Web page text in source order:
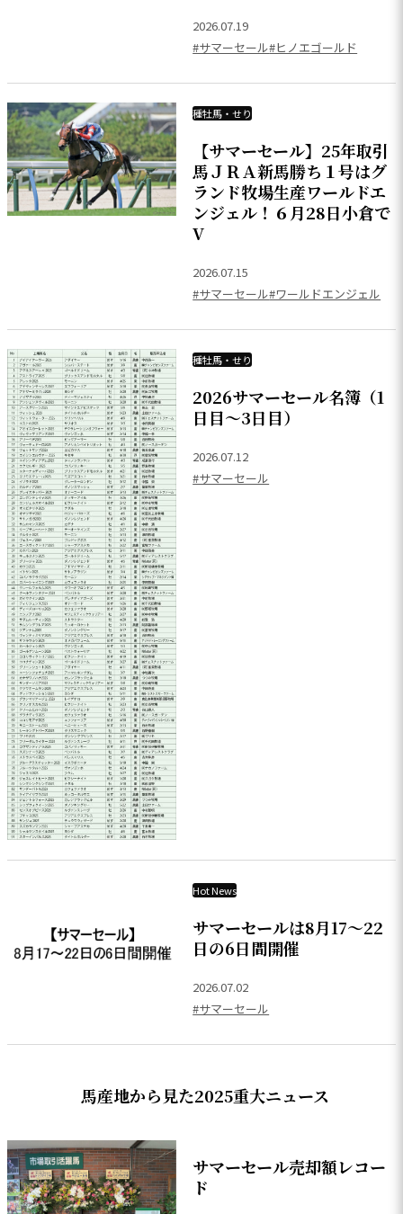
2026.07.19
#サマーセール#ヒノエゴールド
種牡馬・せり
【サマーセール】25年取引
馬ＪＲＡ新馬勝ち１号はグ
ランド牧場生産ワールドエ
ンジェル！６月28日小倉で
V
2026.07.15
#サマーセール#ワールドエンジェル
種牡馬・せり
2026サマーセール名簿（1
日目～3日目）
2026.07.12
#サマーセール
Hot News
サマーセールは8月17～22
日の6日間開催
2026.07.02
#サマーセール
馬産地から見た2025重大ニュース
サマーセール売却額レコー
ド